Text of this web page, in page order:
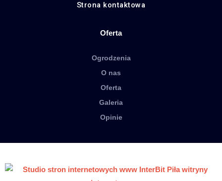
Strona kontaktowa
Oferta
Ogrodzenia
O nas
Oferta
Galeria
Opinie